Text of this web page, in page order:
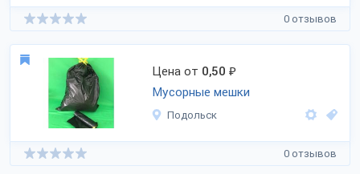
0 отзывов
Цена от 0,50 ₽
Мусорные мешки
Подольск
0 отзывов